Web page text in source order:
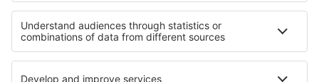
Hoteluri în Normandia Hoteluri în Val Thorens
Hoteluri către Languedoc-Roussillon Hoteluri în Alpe d'Huez
Hoteluri în Provence-Alpes-Cote d'Azur Hoteluri in Exuma